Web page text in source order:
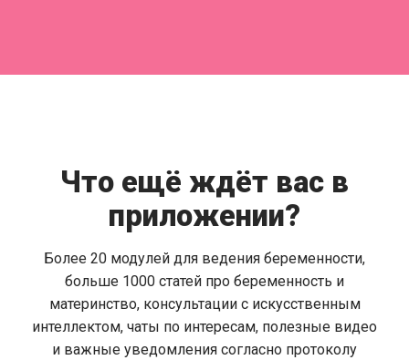
Что ещё ждёт вас в
приложении?
Более 20 модулей для ведения беременности,
больше 1000 статей про беременность и
материнство, консультации с искусственным
интеллектом, чаты по интересам, полезные видео
и важные уведомления согласно протоколу